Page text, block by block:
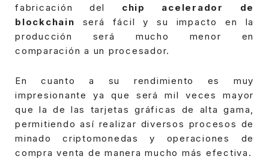
fabricación del chip acelerador de
blockchain será fácil y su impacto en la
producción será mucho menor en
comparación a un procesador.
En cuanto a su rendimiento es muy
impresionante ya que será mil veces mayor
que la de las tarjetas gráficas de alta gama,
permitiendo así realizar diversos procesos de
minado criptomonedas y operaciones de
compra venta de manera mucho más efectiva.